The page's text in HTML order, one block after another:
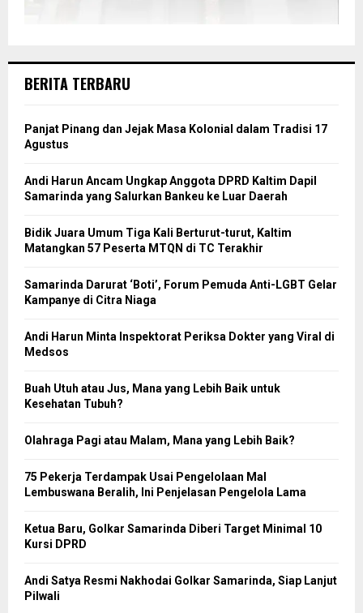
BERITA TERBARU
Panjat Pinang dan Jejak Masa Kolonial dalam Tradisi 17
Agustus
Andi Harun Ancam Ungkap Anggota DPRD Kaltim Dapil
Samarinda yang Salurkan Bankeu ke Luar Daerah
Bidik Juara Umum Tiga Kali Berturut-turut, Kaltim
Matangkan 57 Peserta MTQN di TC Terakhir
Samarinda Darurat ‘Boti’, Forum Pemuda Anti-LGBT Gelar
Kampanye di Citra Niaga
Andi Harun Minta Inspektorat Periksa Dokter yang Viral di
Medsos
Buah Utuh atau Jus, Mana yang Lebih Baik untuk
Kesehatan Tubuh?
Olahraga Pagi atau Malam, Mana yang Lebih Baik?
75 Pekerja Terdampak Usai Pengelolaan Mal
Lembuswana Beralih, Ini Penjelasan Pengelola Lama
Ketua Baru, Golkar Samarinda Diberi Target Minimal 10
Kursi DPRD
Andi Satya Resmi Nakhodai Golkar Samarinda, Siap Lanjut
Pilwali